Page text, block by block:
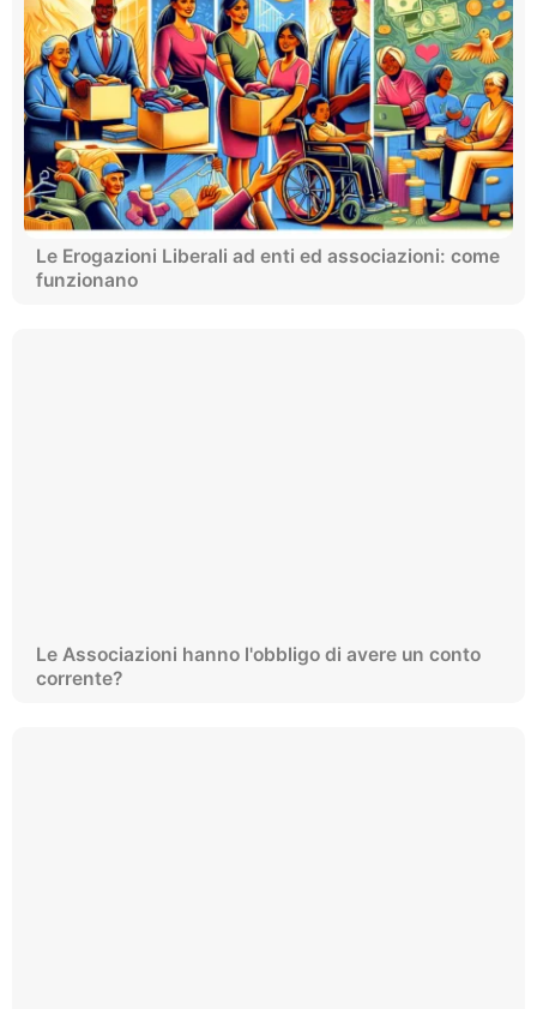
Le Erogazioni Liberali ad enti ed associazioni: come
funzionano
Le Associazioni hanno l'obbligo di avere un conto
corrente?